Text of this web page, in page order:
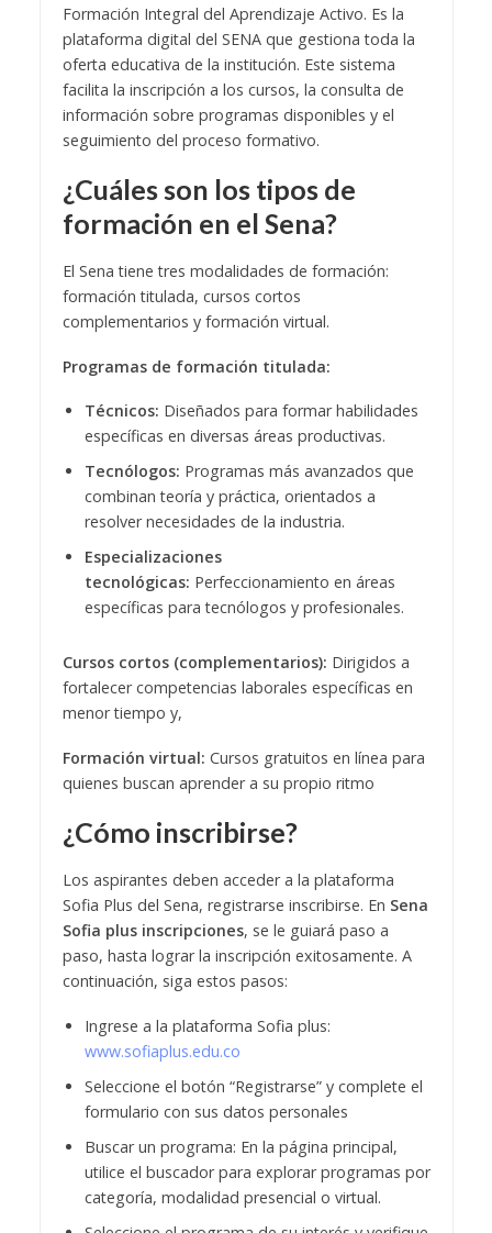
Formación Integral del Aprendizaje Activo. Es la
plataforma digital del SENA que gestiona toda la
oferta educativa de la institución. Este sistema
facilita la inscripción a los cursos, la consulta de
información sobre programas disponibles y el
seguimiento del proceso formativo.
¿Cuáles son los tipos de
formación en el Sena?
El Sena tiene tres modalidades de formación:
formación titulada, cursos cortos
complementarios y formación virtual.
Programas de formación titulada:
Técnicos: Diseñados para formar habilidades
específicas en diversas áreas productivas.
Tecnólogos: Programas más avanzados que
combinan teoría y práctica, orientados a
resolver necesidades de la industria.
Especializaciones
tecnológicas: Perfeccionamiento en áreas
específicas para tecnólogos y profesionales.
Cursos cortos (complementarios): Dirigidos a
fortalecer competencias laborales específicas en
menor tiempo y,
Formación virtual: Cursos gratuitos en línea para
quienes buscan aprender a su propio ritmo
¿Cómo inscribirse?
Los aspirantes deben acceder a la plataforma
Sofia Plus del Sena, registrarse inscribirse. En Sena
Sofia plus inscripciones, se le guiará paso a
paso, hasta lograr la inscripción exitosamente. A
continuación, siga estos pasos:
Ingrese a la plataforma Sofia plus:
www.sofiaplus.edu.co
Seleccione el botón “Registrarse” y complete el
formulario con sus datos personales
Buscar un programa: En la página principal,
utilice el buscador para explorar programas por
categoría, modalidad presencial o virtual.